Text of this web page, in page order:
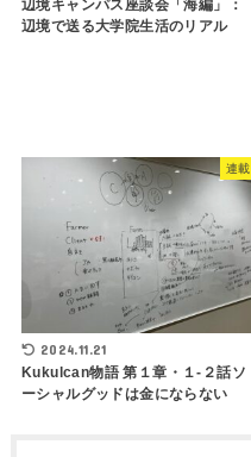
辺境キャンパス座談会「海編」：
辺境で送る大学院生活のリアル
連載
2024.11.21
Kukulcan物語 第１章・１-２話ソ
ーシャルグッドは金にならない